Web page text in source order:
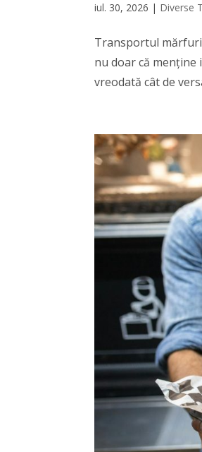
iul. 30, 2026 | Diverse
Transportul
nu doar că
vreodată cât de